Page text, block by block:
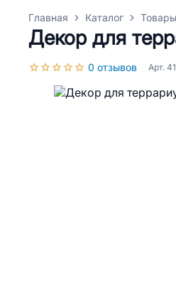
Главная Каталог
Декор для
0 отзывов Арт.